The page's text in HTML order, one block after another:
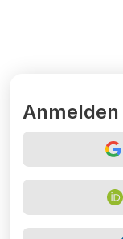
Anmelden